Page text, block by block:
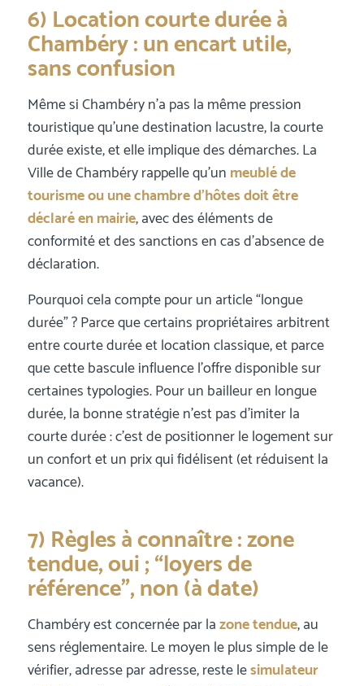
6) Location courte durée à
Chambéry : un encart utile,
sans confusion
Même si Chambéry n’a pas la même pression
touristique qu’une destination lacustre, la courte
durée existe, et elle implique des démarches. La
Ville de Chambéry rappelle qu’un meublé de
tourisme ou une chambre d’hôtes doit être
déclaré en mairie, avec des éléments de
conformité et des sanctions en cas d’absence de
déclaration.
Pourquoi cela compte pour un article “longue
durée” ? Parce que certains propriétaires arbitrent
entre courte durée et location classique, et parce
que cette bascule influence l’offre disponible sur
certaines typologies. Pour un bailleur en longue
durée, la bonne stratégie n’est pas d’imiter la
courte durée : c’est de positionner le logement sur
un confort et un prix qui fidélisent (et réduisent la
vacance).
7) Règles à connaître : zone
tendue, oui ; “loyers de
référence”, non (à date)
Chambéry est concernée par lazone tendue, au
sens réglementaire. Le moyen le plus simple de le
vérifier, adresse par adresse, reste lesimulateur